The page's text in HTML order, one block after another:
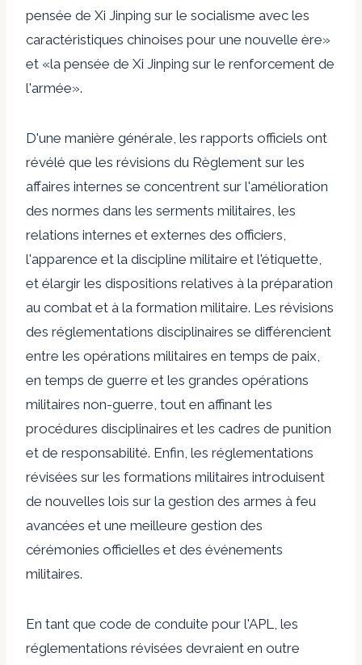
pensée de Xi Jinping sur le socialisme avec les
caractéristiques chinoises pour une nouvelle ère»
et «la pensée de Xi Jinping sur le renforcement de
l'armée».
D'une manière générale, les rapports officiels ont
révélé que les révisions du Règlement sur les
affaires internes se concentrent sur l'amélioration
des normes dans les serments militaires, les
relations internes et externes des officiers,
l'apparence et la discipline militaire et l'étiquette,
et élargir les dispositions relatives à la préparation
au combat et à la formation militaire. Les révisions
des réglementations disciplinaires se différencient
entre les opérations militaires en temps de paix,
en temps de guerre et les grandes opérations
militaires non-guerre, tout en affinant les
procédures disciplinaires et les cadres de punition
et de responsabilité. Enfin, les réglementations
révisées sur les formations militaires introduisent
de nouvelles lois sur la gestion des armes à feu
avancées et une meilleure gestion des
cérémonies officielles et des événements
militaires.
En tant que code de conduite pour l'APL, les
réglementations révisées devraient en outre